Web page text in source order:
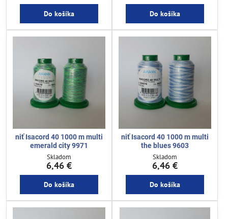
Do košíka Do košíka
niť Isacord 40 1000 m multi
emerald city 9971
Skladom
6,46 €
Do košíka
niť Isacord 40 1000 m multi
the blues 9603
Skladom
6,46 €
Do košíka